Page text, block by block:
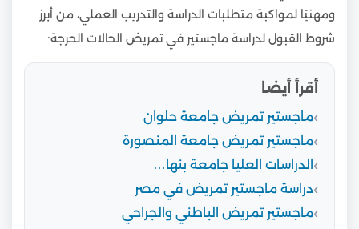
ومهنيًا لمواكبة متطلبات الدراسة والتدريب العملي، من أبرز
شروط القبول لدراسة ماجستير في تمريض الحالات الحرجة:
أقرأ أيضا
ماجستير تمريض جامعة حلوان
ماجستير تمريض جامعة المنصورة
الدراسات العليا جامعة بنها…
دراسة ماجستير تمريض في مصر
ماجستير تمريض الباطني والجراحي